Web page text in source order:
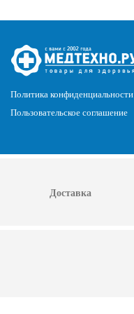
Политика конфиденциальности
Пользовательское соглашение
Доставка